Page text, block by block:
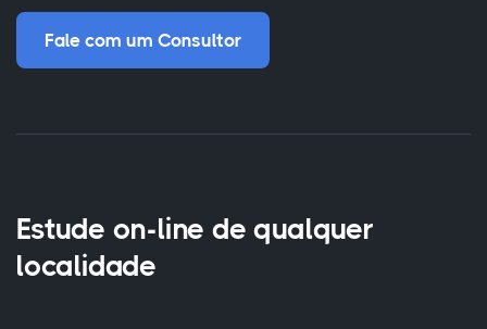
Fale com um Consultor
Estude on-line de qualquer
localidade